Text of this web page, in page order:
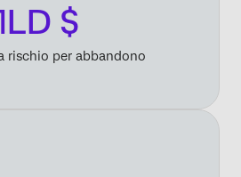
$
rischio per abbandono